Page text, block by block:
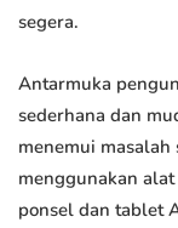
segera.
Antarmuka
sederhana dan
menemui
menggunakan
ponsel dan tablet